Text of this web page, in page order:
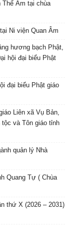
Âm tại chùa
Ni viện Quan Âm
hương bạch Phật,
hội đại biểu Phật
đại biểu Phật giáo
Liên xã Vụ Bản,
và Tôn giáo tỉnh
quản lý Nhà
Quang Tự ( Chùa
thứ X (2026 – 2031)